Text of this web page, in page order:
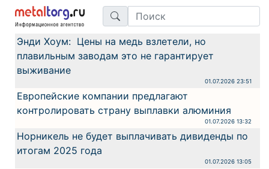
Энди Хоум: Цены на медь взлетели, но
плавильным заводам это не гарантирует
выживание
01.07.2026 23:51
Европейские компании предлагают
контролировать страну выплавки алюминия
01.07.2026 13:32
Норникель не будет выплачивать дивиденды по
итогам 2025 года
01.07.2026 13:05